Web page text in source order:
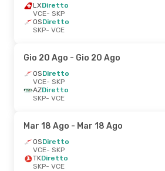
LXDiretto
VCE- SKP
OSDiretto
SKP- VCE
Gio 20 Ago - Gio 20 Ago
OSDiretto
VCE- SKP
AZDiretto
SKP- VCE
Mar 18 Ago - Mar 18 Ago
OSDiretto
VCE- SKP
TKDiretto
SKP- VCE